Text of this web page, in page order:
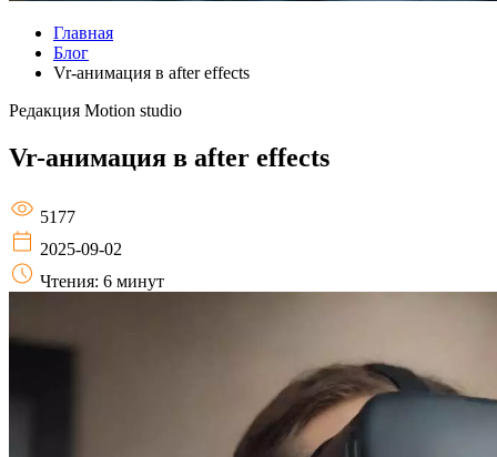
Главная
Блог
Vr-анимация в after effects
Редакция Motion studio
Vr-анимация в after effects
5177
2025-09-02
Чтения: 6 минут